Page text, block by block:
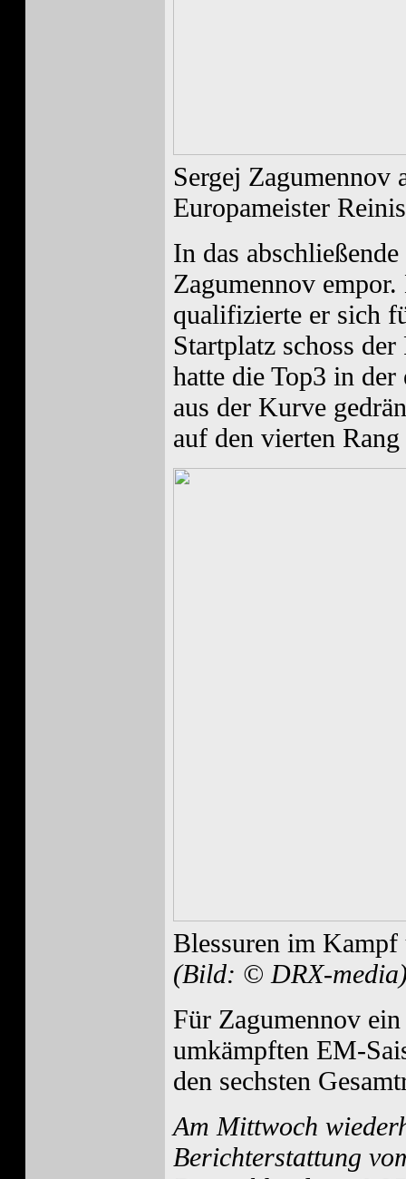
Sergej Zagumennov
Europameister
In das
Zagumennov
qualifizierte er sich
Startplatz schoss
hatte die Top3 in
aus der Kurve
auf den vierten
Blessuren im Kampf
(Bild: © DRX-
Für Zagumennov
umkämpften EM-
den sechsten
Am Mittwoch
Berichterstattung